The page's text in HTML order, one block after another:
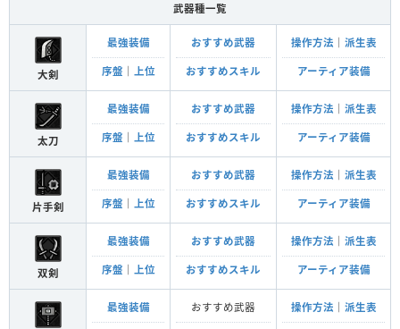
武器種一覧
大剣
最強装備
序盤 上位
おすすめ武器
おすすめスキル
操作方法 派生表
アーティア装備
太刀
最強装備
序盤 上位
おすすめ武器
おすすめスキル
操作方法 派生表
アーティア装備
片手剣
最強装備
序盤 上位
おすすめ武器
おすすめスキル
操作方法 派生表
アーティア装備
双剣
最強装備
序盤 上位
おすすめ武器
おすすめスキル
操作方法 派生表
アーティア装備
最強装備 おすすめ武器 操作方法 派生表